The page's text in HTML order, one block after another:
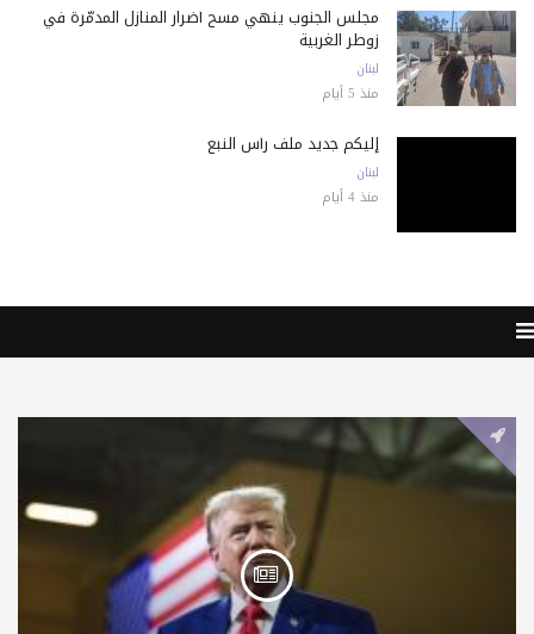
مجلس الجنوب ينهي مسح أضرار المنازل المدمّرة في
زوطر الغربية
لبنان
منذ 5 أيام
إليكم جديد ملف رأس النبع
لبنان
منذ 4 أيام